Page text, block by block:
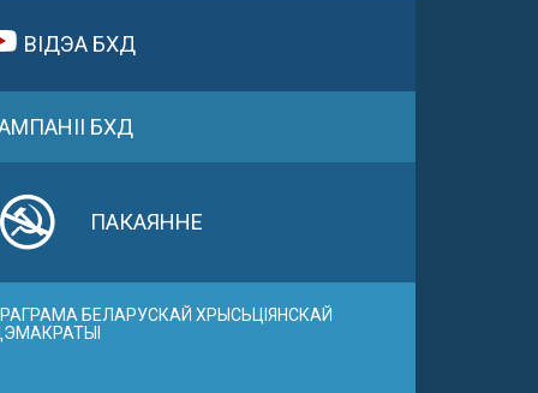
ВІДЭА БХД
БХД
ПАКАЯННЕ
БЕЛАРУСКАЙ ХРЫСЬЦІЯНСКАЙ